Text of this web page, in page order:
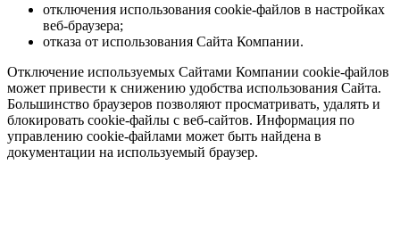
отключения использования cookie-файлов в настройках
веб-браузера;
отказа от использования Сайта Компании.
Отключение используемых Сайтами Компании cookie-файлов
может привести к снижению удобства использования Сайта.
Большинство браузеров позволяют просматривать, удалять и
блокировать cookie-файлы c веб-сайтов. Информация по
управлению cookie-файлами может быть найдена в
документации на используемый браузер.